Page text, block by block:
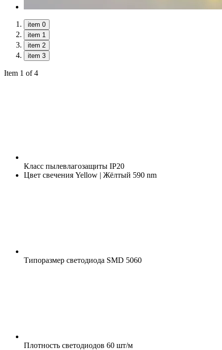
item 0
item 1
item 2
item 3
Item 1 of 4
Класс пылевлагозащиты IP20
Цвет свечения Yellow | Жёлтый 590 nm
Типоразмер светодиода SMD 5060
Плотность светодиодов 60 шт/м